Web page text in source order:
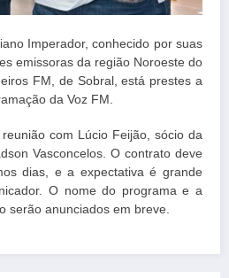
Imperador, conhecido por suas
emissoras da região Noroeste do
FM, de Sobral, está prestes a
da Voz FM.
com Lúcio Feijão, sócio da
Vasconcelos. O contrato deve
dias, e a expectativa é grande
O nome do programa e a
serão anunciados em breve.